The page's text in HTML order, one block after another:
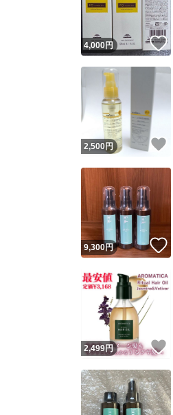
4,000円
2,500円
9,300円
2,499円